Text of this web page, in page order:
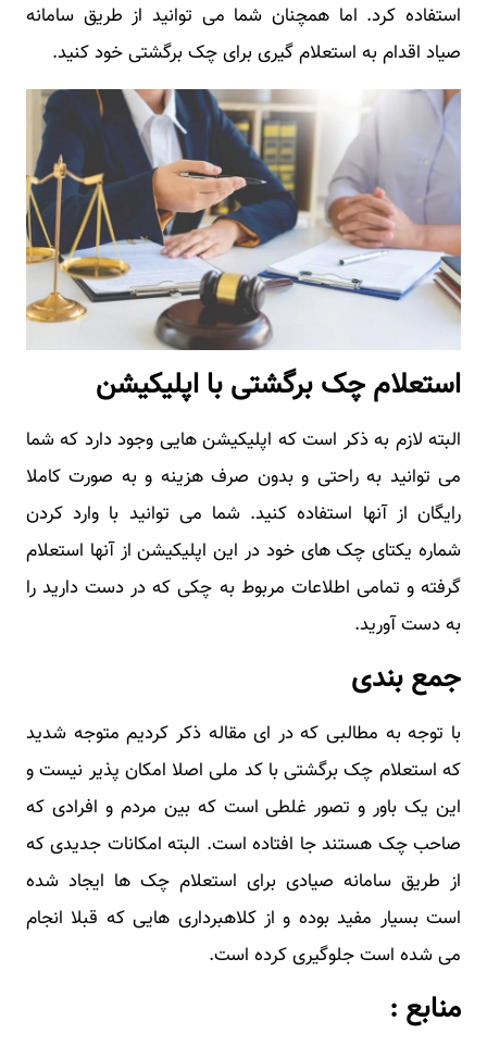
استفاده کرد. اما همچنان شما می توانید از طریق سامانه
صیاد اقدام به استعلام گیری برای چک برگشتی خود کنید.
استعلام چک برگشتی با اپلیکیشن
البته لازم به ذکر است که اپلیکیشن هایی وجود دارد که شما
می توانید به راحتی و بدون صرف هزینه و به صورت کاملا
رایگان از آنها استفاده کنید. شما می توانید با وارد کردن
شماره یکتای چک های خود در این اپلیکیشن از آنها استعلام
گرفته و تمامی اطلاعات مربوط به چکی که در دست دارید را
به دست آورید.
جمع بندی
با توجه به مطالبی که در ای مقاله ذکر کردیم متوجه شدید
که استعلام چک برگشتی با کد ملی اصلا امکان پذیر نیست و
این یک باور و تصور غلطی است که بین مردم و افرادی که
صاحب چک هستند جا افتاده است. البته امکانات جدیدی که
از طریق سامانه صیادی برای استعلام چک ها ایجاد شده
است بسیار مفید بوده و از کلاهبرداری هایی که قبلا انجام
می شده است جلوگیری کرده است.
منابع :